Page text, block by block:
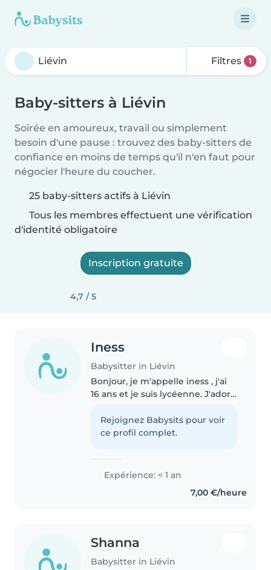
Filtres 1
Baby-sitters à Liévin
Soirée en amoureux, travail ou simplement
besoin d'une pause : trouvez des baby-sitters de
confiance en moins de temps qu'il n'en faut pour
négocier l'heure du coucher.
25 baby-sitters actifs à Liévin
Tous les membres effectuent une vérification
d'identité obligatoire
Inscription gratuite
4,7 / 5
Iness
Babysitter in Liévin
Bonjour, je m'appelle iness , j'ai
16 ans et je suis lycéenne. J'adore
du temps avec eux. Sérieuse,
mature, patiente et ponctuelle,
Rejoignez Babysits pour voir
ce profil complet.
Expérience: < 1 an
7,00 €/heure
Shanna
Babysitter in Liévin